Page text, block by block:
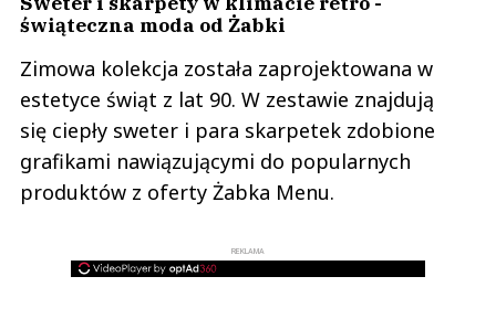
świąteczna moda od Żabki
Zimowa kolekcja została zaprojektowana w
estetyce świąt z lat 90. W zestawie znajdują
się ciepły sweter i para skarpetek zdobione
grafikami nawiązującymi do popularnych
produktów z oferty Żabka Menu.
REKLAMA